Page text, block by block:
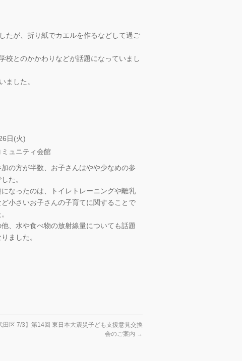
たが、折り紙でカエルを作るなどして過ご
校とのかかわりなどが話題になっていまし
ました。
日(火)
ミュニティ会館
加の方が半数、お子さんはやや少なめの参
た。
になったのは、トイレトレーニングや離乳
ど小さいお子さんの子育てに関することで
他、水や食べ物の放射線量についても話題
ました。
田区 7/3】第14回 東日本大震災子ども支援意見交換
会のご案内 →